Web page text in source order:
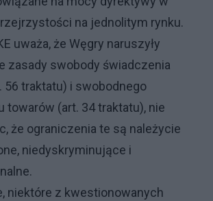
na jednolitym rynku.
uważa, że Węgry naruszyły
zasady swobody świadczenia
56 traktatu) i swobodnego
towarów (art. 34 traktatu), nie
że ograniczenia te są należycie
niedyskryminujące i
niektóre z kwestionowanych